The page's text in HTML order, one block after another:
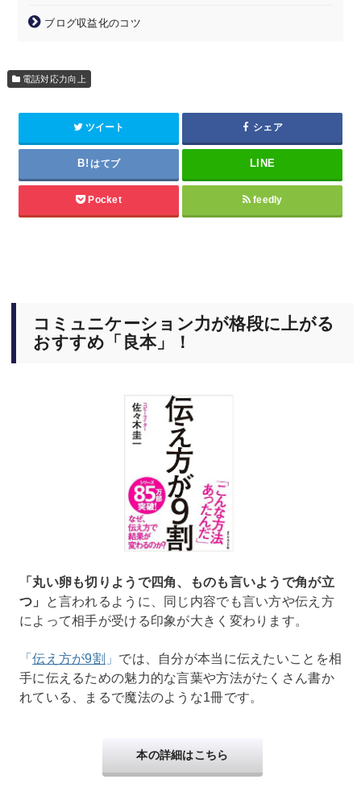
ブログ収益化のコツ
電話対応力向上
ツイート シェア
はてブ
Pocket feedly
コミュニケーション力が格段に上がる
おすすめ「良本」！
「丸い卵も切りようで四角、ものも言いようで角が立
つ」
と言われるように、同じ内容でも言い方や伝え方
によって相手が受ける印象が大きく変わります。
「伝え方が9割 」 では、自分が本当に伝えたいことを相
手に伝えるための魅力的な言葉や方法がたくさん書か
れている、まるで魔法のような1冊です。
本の詳細はこちら